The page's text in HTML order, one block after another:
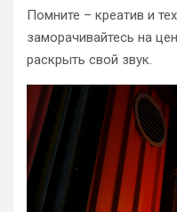
Помните – креатив и
заморачивайтесь на
раскрыть свой звук.